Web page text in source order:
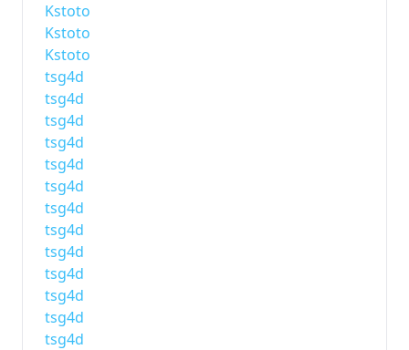
Kstoto
Kstoto
Kstoto
tsg4d
tsg4d
tsg4d
tsg4d
tsg4d
tsg4d
tsg4d
tsg4d
tsg4d
tsg4d
tsg4d
tsg4d
tsg4d